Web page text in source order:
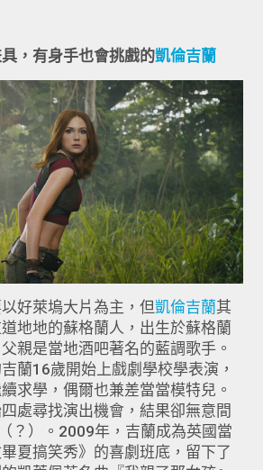
，有身手也會挑戲的凱倫吉蘭
好萊塢大片為主，但凱倫吉蘭其
地地的蘇格蘭人，出生於蘇格蘭
親是當地酒吧著名的藍調歌手。
蘭16歲開始上戲劇學校學表演，
求學，偶爾也兼差當當模特兒。
處尋找演出機會，結果卻無意間
？）。2009年，吉蘭成為英國當
夏搞笑秀》的喜劇班底，留下了